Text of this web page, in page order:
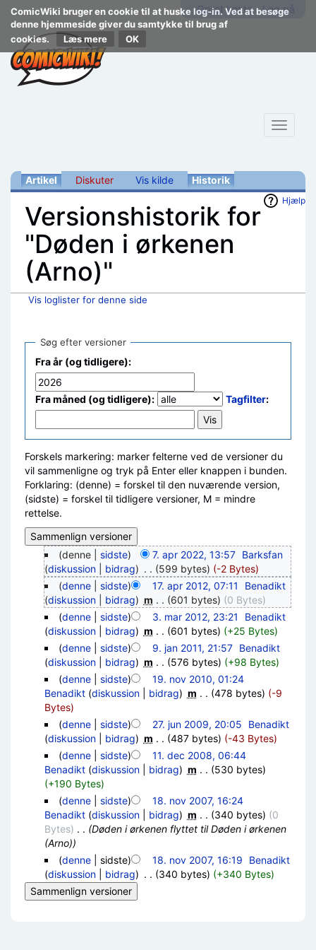
ComicWiki bruger en cookie til at huske log-in. Ved at besøge
denne hjemmeside giver du samtykke til brug af
cookies.
Læs mere
Opret konto Log på
Toggle
Artikel Diskuter Vis kilde Historik
Hjælp
Versionshistorik for
"Døden i ørkenen
(Arno)"
Vis loglister for denne side
Søg efter versioner
Fra år (og tidligere):
Fra måned (og tidligere): Tagfilter:
Forskels markering: marker felterne ved de versioner du
vil sammenligne og tryk på Enter eller knappen i bunden.
Forklaring: (denne) = forskel til den nuværende version,
(sidste) = forskel til tidligere versioner, M = mindre
rettelse.
(denne | sidste) 7. apr 2022, 13:57‎ Barksfan
(diskussion| bidrag) . . (599 bytes) (-2 Bytes)
(denne| sidste) 17. apr 2012, 07:11
Benadikt
(diskussion| bidrag) m . . (601 bytes) (0 Bytes)
(denne| sidste) 3. mar 2012, 23:21
Benadikt
(diskussion| bidrag) m . . (601 bytes) (+25 Bytes)
(denne| sidste) 9. jan 2011, 21:57‎ Benadikt
(diskussion| bidrag) m . . (576 bytes) (+98 Bytes)
(denne| sidste)
19. nov 2010, 01:24
Benadikt (diskussion| bidrag) m . . (478 bytes) (-9
Bytes)
(denne| sidste) 27. jun 2009, 20:05
Benadikt
(diskussion| bidrag) m . . (487 bytes) (-43 Bytes)
(denne| sidste)
11. dec 2008, 06:44
Benadikt (diskussion| bidrag) m . . (530 bytes)
(+190 Bytes)
(denne| sidste)
18. nov 2007, 16:24
Benadikt (diskussion| bidrag) m . . (340 bytes) (0
Bytes) . . (Døden i ørkenen flyttet til Døden i ørkenen
(Arno))
(denne| sidste) 18. nov 2007, 16:19
Benadikt
(diskussion| bidrag) . . (340 bytes) (+340 Bytes)